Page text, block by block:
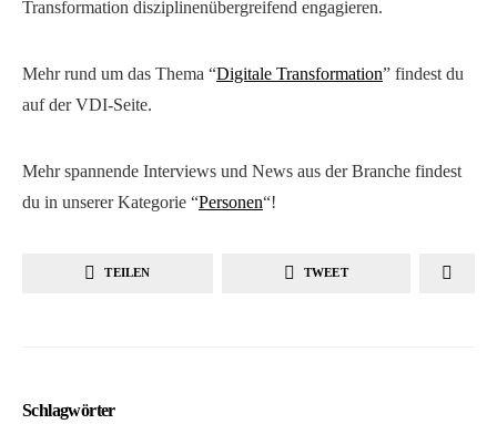
Transformation disziplinenübergreifend engagieren.
Mehr rund um das Thema “Digitale Transformation” findest du
auf der VDI-Seite.
Mehr spannende Interviews und News aus der Branche findest
du in unserer Kategorie “Personen“!
TEILEN TWEET
Schlagwörter